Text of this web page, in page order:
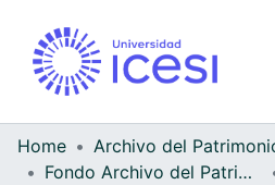
Home
Fondo Archivo del Patrimonio Fotográfico y Fílmico del Valle del Cauca